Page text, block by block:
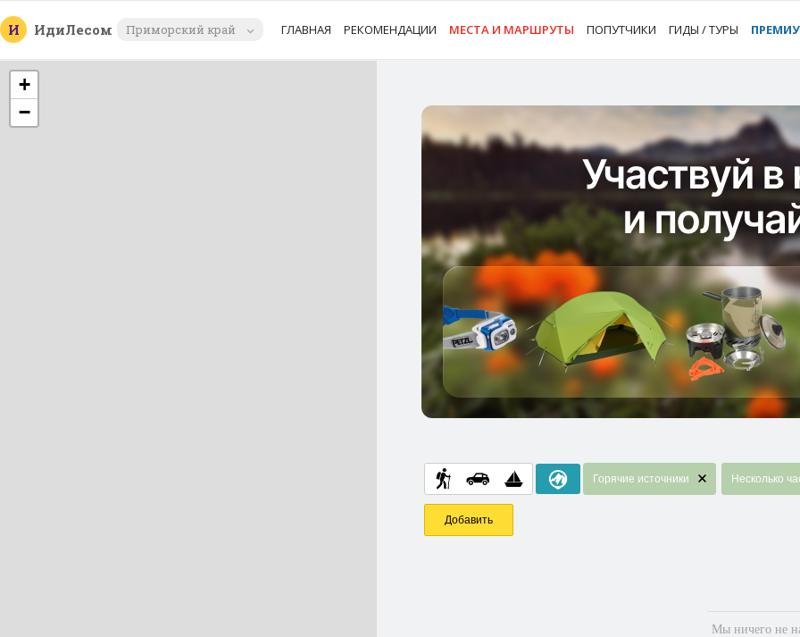
И ИдиЛесом Приморский край ГЛАВНАЯ РЕКОМЕНДАЦИИ МЕСТА И МАРШРУТЫ ПОПУТЧИКИ ГИДЫ / ТУРЫ
+
−
Горячие источники Несколько
Добавить
Мы ничего не